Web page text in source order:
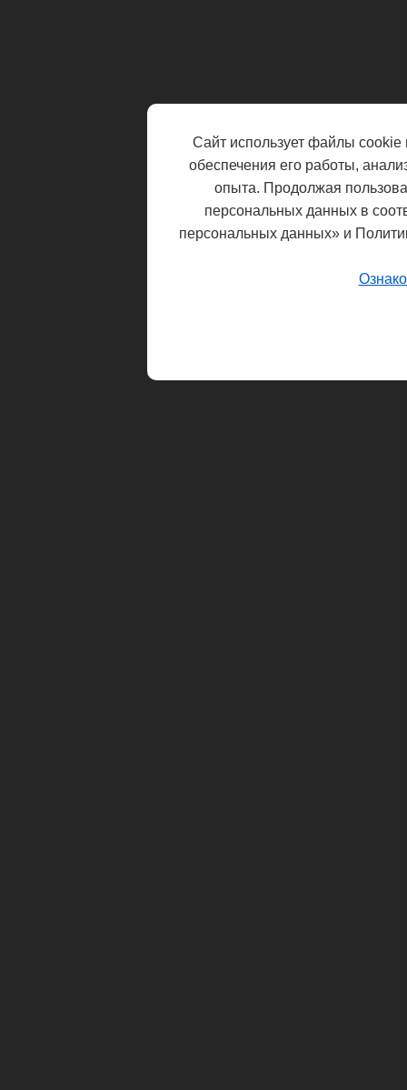
Сайт использует файлы cookie
обеспечения его работы,
опыта. Продолжая
персональных данных в
персональных данных» и